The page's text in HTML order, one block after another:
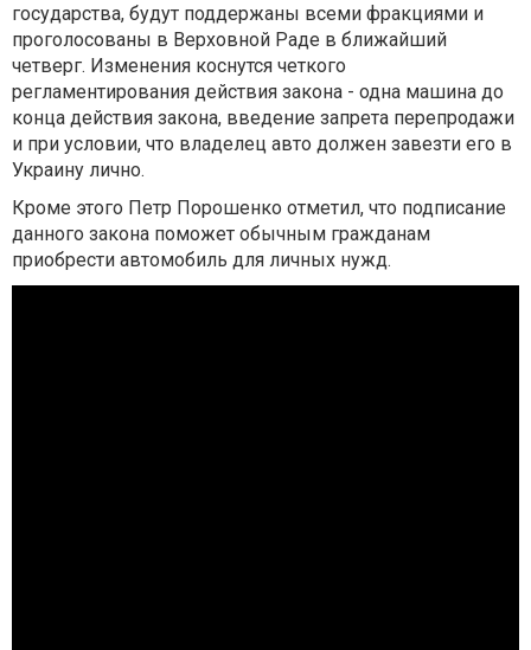
государства, будут поддержаны всеми фракциями и
проголосованы в Верховной Раде в ближайший
четверг. Изменения коснутся четкого
регламентирования действия закона - одна машина до
конца действия закона, введение запрета перепродажи
и при условии, что владелец авто должен завезти его в
Украину лично.
Кроме этого Петр Порошенко отметил, что подписание
данного закона поможет обычным гражданам
приобрести автомобиль для личных нужд.